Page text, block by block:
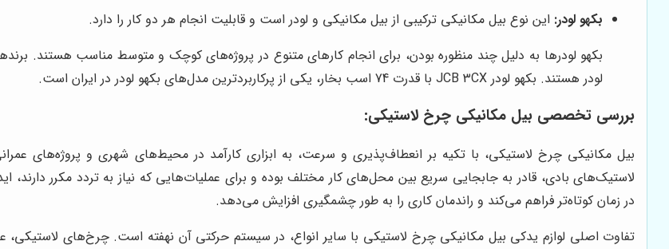
بکهو لودر: این نوع بیل مکانیکی ترکیبی از بیل مکانیکی و لودر است و قابلیت انجام هر دو کار را دارد.
لودر هستند. بکهو لودر JCB 3CX با قدرت 74 اسب بخار، یکی از پرکاربردترین مدل‌های بکهو لودر در ایران است.
بررسی تخصصی بیل مکانیکی چرخ لاستیکی:
بیل مکانیکی چرخ لاستیکی، با تکیه بر انعطاف‌پذیری و سرعت، به ابزاری کارآمد در محیط‌های شهری و پروژه‌های
لاستیک‌های بادی، قادر به جابجایی سریع بین محل‌های کار مختلف بوده و برای عملیات‌هایی که نیاز به تردد مکرر دارند،
در زمان کوتاه‌تر فراهم می‌کند و راندمان کاری را به طور چشمگیری افزایش می‌دهد.
تفاوت اصلی لوازم یدکی بیل مکانیکی چرخ لاستیکی با سایر انواع، در سیستم حرکتی آن نهفته است. چرخ‌های